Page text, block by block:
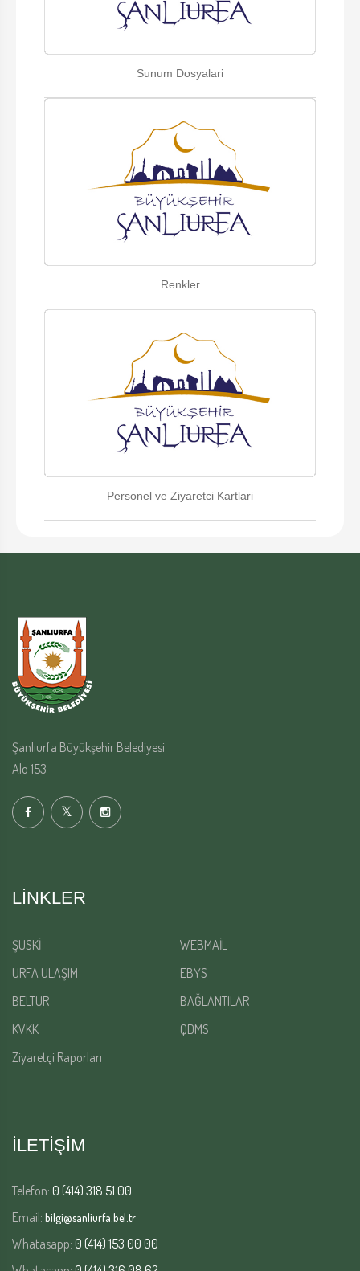
Sunum Dosyalari
Renkler
Personel ve Ziyaretci Kartlari
Şanlıurfa Büyükşehir Belediyesi
Alo 153
LINKLER
ŞUSKİ
WEBMAİL
URFA ULAŞIM
EBYS
BELTUR
BAĞLANTILAR
KVKK
QDMS
Ziyaretçi Raporları
İLETİŞİM
Telefon: 0 (414) 318 51 00
Email: bilgi@sanliurfa.bel.tr
Whatasapp: 0 (414) 153 00 00